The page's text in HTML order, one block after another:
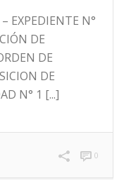
EXPEDIENTE N°
DE
DE
DE
N° 1 [...]
0